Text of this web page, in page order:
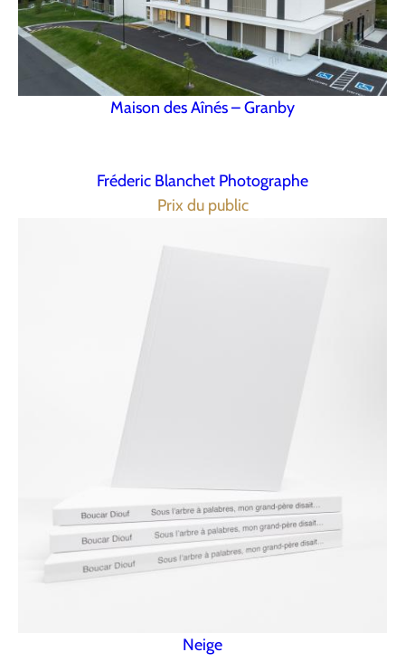
Maison des Aînés – Granby
Fréderic Blanchet Photographe
Prix du public
Neige